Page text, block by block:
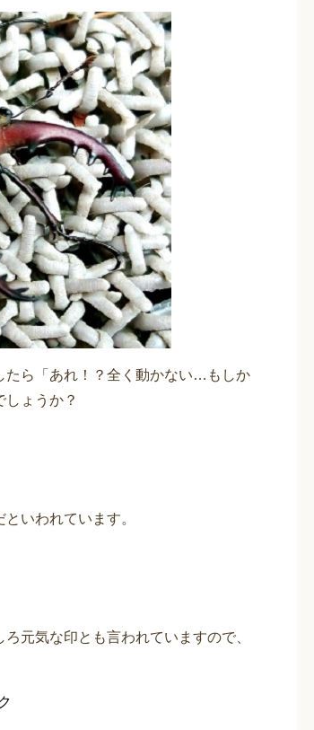
たら「あれ！？全く動かない…もしか
ょうか？
いわれています。
元気な印とも言われていますので、